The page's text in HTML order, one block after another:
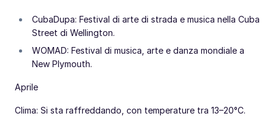
CubaDupa: Festival di arte di strada e musica nella Cuba
Street di Wellington.
WOMAD: Festival di musica, arte e danza mondiale a
New Plymouth.
Aprile
Clima: Si sta raffreddando, con temperature tra 13–20°C.